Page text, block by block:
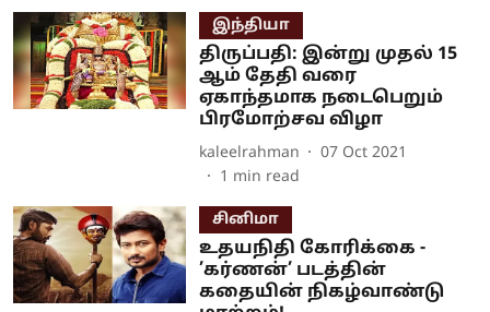
இந்தியா
திருப்பதி: இன்று முதல் 15
ஆம் தேதி வரை
ஏகாந்தமாக நடைபெறும்
பிரமோற்சவ விழா
kaleelrahman
07 Oct 2021
1 min read
சினிமா
உதயநிதி கோரிக்கை -
’கர்ணன்’ படத்தின்
கதையின் நிகழ்வாண்டு